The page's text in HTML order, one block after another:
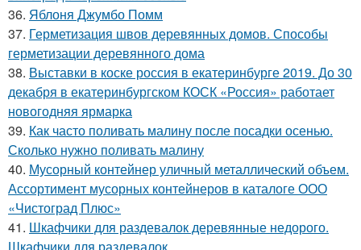
36. Яблоня Джумбо Помм
37. Герметизация швов деревянных домов. Способы
герметизации деревянного дома
38. Выставки в коске россия в екатеринбурге 2019. До 30
декабря в екатеринбургском КОСК «Россия» работает
новогодняя ярмарка
39. Как часто поливать малину после посадки осенью.
Сколько нужно поливать малину
40. Мусорный контейнер уличный металлический объем.
Ассортимент мусорных контейнеров в каталоге ООО
«Чистоград Плюс»
41. Шкафчики для раздевалок деревянные недорого.